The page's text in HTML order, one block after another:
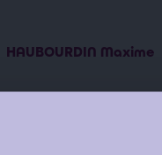
HAUBOURDIN Maxime